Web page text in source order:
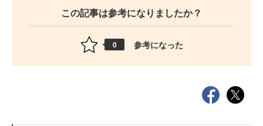
この記事は参考になりましたか？
0 参考になった